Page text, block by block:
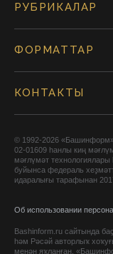
РУБРИКАЛАР
ФОРМАТТАР
КОНТАКТЫ
© 1992-2026 «Башинформ»
02-01609 һанлы киң
мәғлүмәт
буйынса федераль
идаралығы тарафынан
Об использовании
Bashinform.ru сайтында
һәм Рәсәй авторлыҡ
менән яҡланған.